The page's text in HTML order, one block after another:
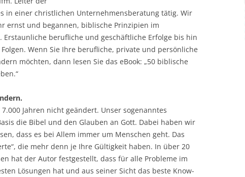
in einer christlichen Unternehmensberatung tätig. Wir
ernst und begannen, biblische Prinzipien im
Erstaunliche berufliche und geschäftliche Erfolge bis hin
Wenn Sie Ihre berufliche, private und persönliche
möchten, dann lesen Sie das eBook: „50 biblische
Jahren nicht geändert. Unser sogenanntes
die Bibel und den Glauben an Gott. Dabei haben wir
dass es bei Allem immer um Menschen geht. Das
die mehr denn je Ihre Gültigkeit haben. In über 20
hat der Autor festgestellt, dass für alle Probleme im
Lösungen hat und aus seiner Sicht das beste Know-